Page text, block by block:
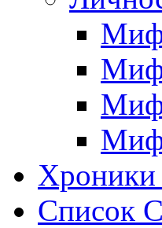
Хроники
Список